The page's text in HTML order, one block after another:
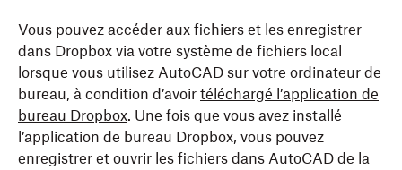
Vous pouvez accéder aux fichiers et les enregistrer
dans Dropbox via votre système de fichiers local
lorsque vous utilisez AutoCAD sur votre ordinateur de
bureau, à condition d’avoir téléchargé l’application de
bureau Dropbox. Une fois que vous avez installé
l’application de bureau Dropbox, vous pouvez
enregistrer et ouvrir les fichiers dans AutoCAD de la